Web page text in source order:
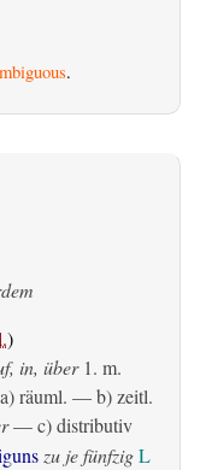
.
)
in, über1. m.
a)räuml. — b)zeitl.
— c)distributiv
zu je fünfzigL